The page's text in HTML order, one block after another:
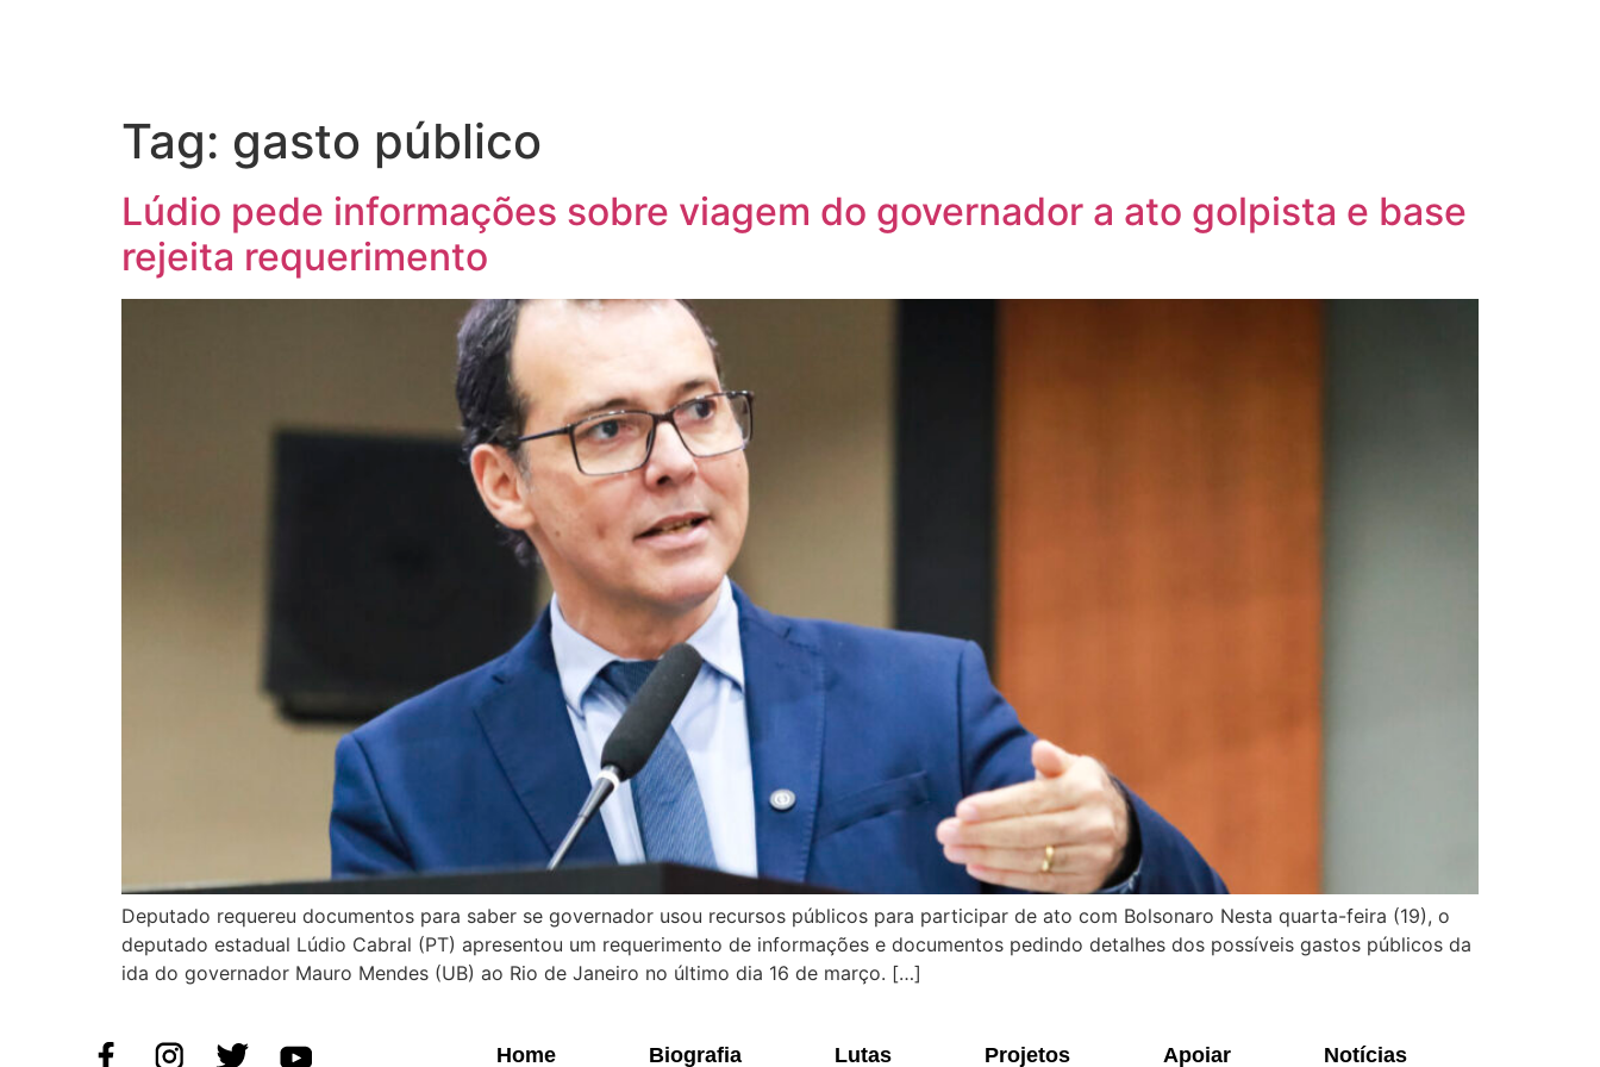
Tag: gasto público
Lúdio pede informações sobre viagem do governador a ato golpista e base
rejeita requerimento
Deputado requereu documentos para saber se governador usou recursos públicos para participar de ato com Bolsonaro Nesta quarta-feira (19), o
deputado estadual Lúdio Cabral (PT) apresentou um requerimento de informações e documentos pedindo detalhes dos possíveis gastos públicos da
ida do governador Mauro Mendes (UB) ao Rio de Janeiro no último dia 16 de março. […]
Home Biografia Lutas Projetos Apoiar Notícias